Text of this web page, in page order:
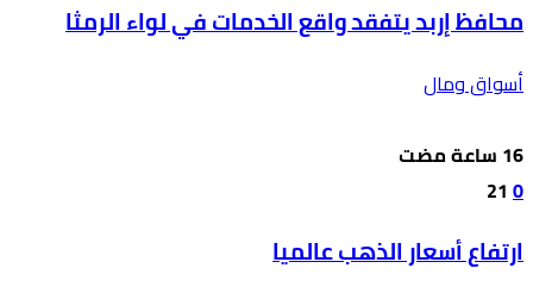
محافظ إربد يتفقد واقع الخدمات في لواء الرمثا
أسواق ومال
0
21
ارتفاع أسعار الذهب عالميا